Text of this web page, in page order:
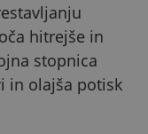
hitrejše in
stopnica
in olajša potisk